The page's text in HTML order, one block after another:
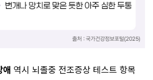
역시 뇌졸중 전조증상 테스트 항목